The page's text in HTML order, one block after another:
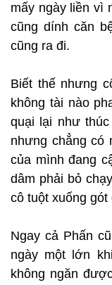
mấy ngày liền vì
cũng dính căn
cũng ra đi.
Biết thế nhưng
không tài nào
quại lại như
nhưng chẳng có
của mình đang
dâm phải bỏ
cô tuột xuống gót
Ngay cả Phấn
ngày một lớn
không ngăn